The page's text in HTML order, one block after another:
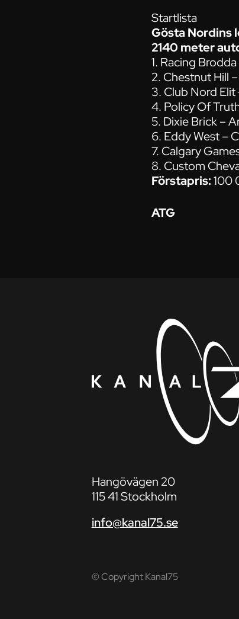
Startlista
Gösta Nordins
2140 meter
1. Racing
2. Chestnut Hill
3. Club Nord
4. Policy Of
5. Dixie Brick –
6. Eddy West –
7. Calgary
8. Custom
Förstapris:100
ATG
Hangövägen 20
115 41 Stockholm
info@kanal75.se
© Copyright Kanal75